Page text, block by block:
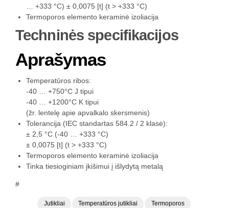
… +333 °C) ± 0,0075 [t] (t > +333 °C)
Termoporos elemento keraminė izoliacija
Techninės specifikacijos
Aprašymas
Temperatūros ribos:
-40 … +750°C J tipui
-40 … +1200°C K tipui
(žr. lentelę apie apvalkalo skersmenis)
Tolerancija (IEC standartas 584.2 / 2 klasė):
± 2,5 °C (-40 … +333 °C)
± 0,0075 [t] (t > +333 °C)
Termoporos elemento keraminė izoliacija
Tinka tiesioginiam įkišimui į išlydytą metalą
#
Jutikliai Temperatūros jutikliai Termoporos